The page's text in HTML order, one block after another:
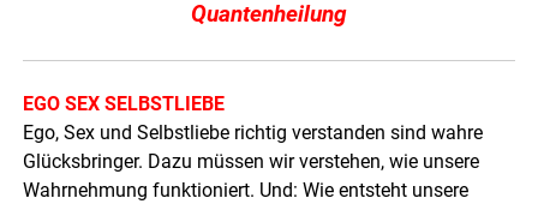
Quantenheilung
EGO SEX SELBSTLIEBE
Ego, Sex und Selbstliebe richtig verstanden sind wahre
Glücksbringer. Dazu müssen wir verstehen, wie unsere
Wahrnehmung funktioniert. Und: Wie entsteht unsere